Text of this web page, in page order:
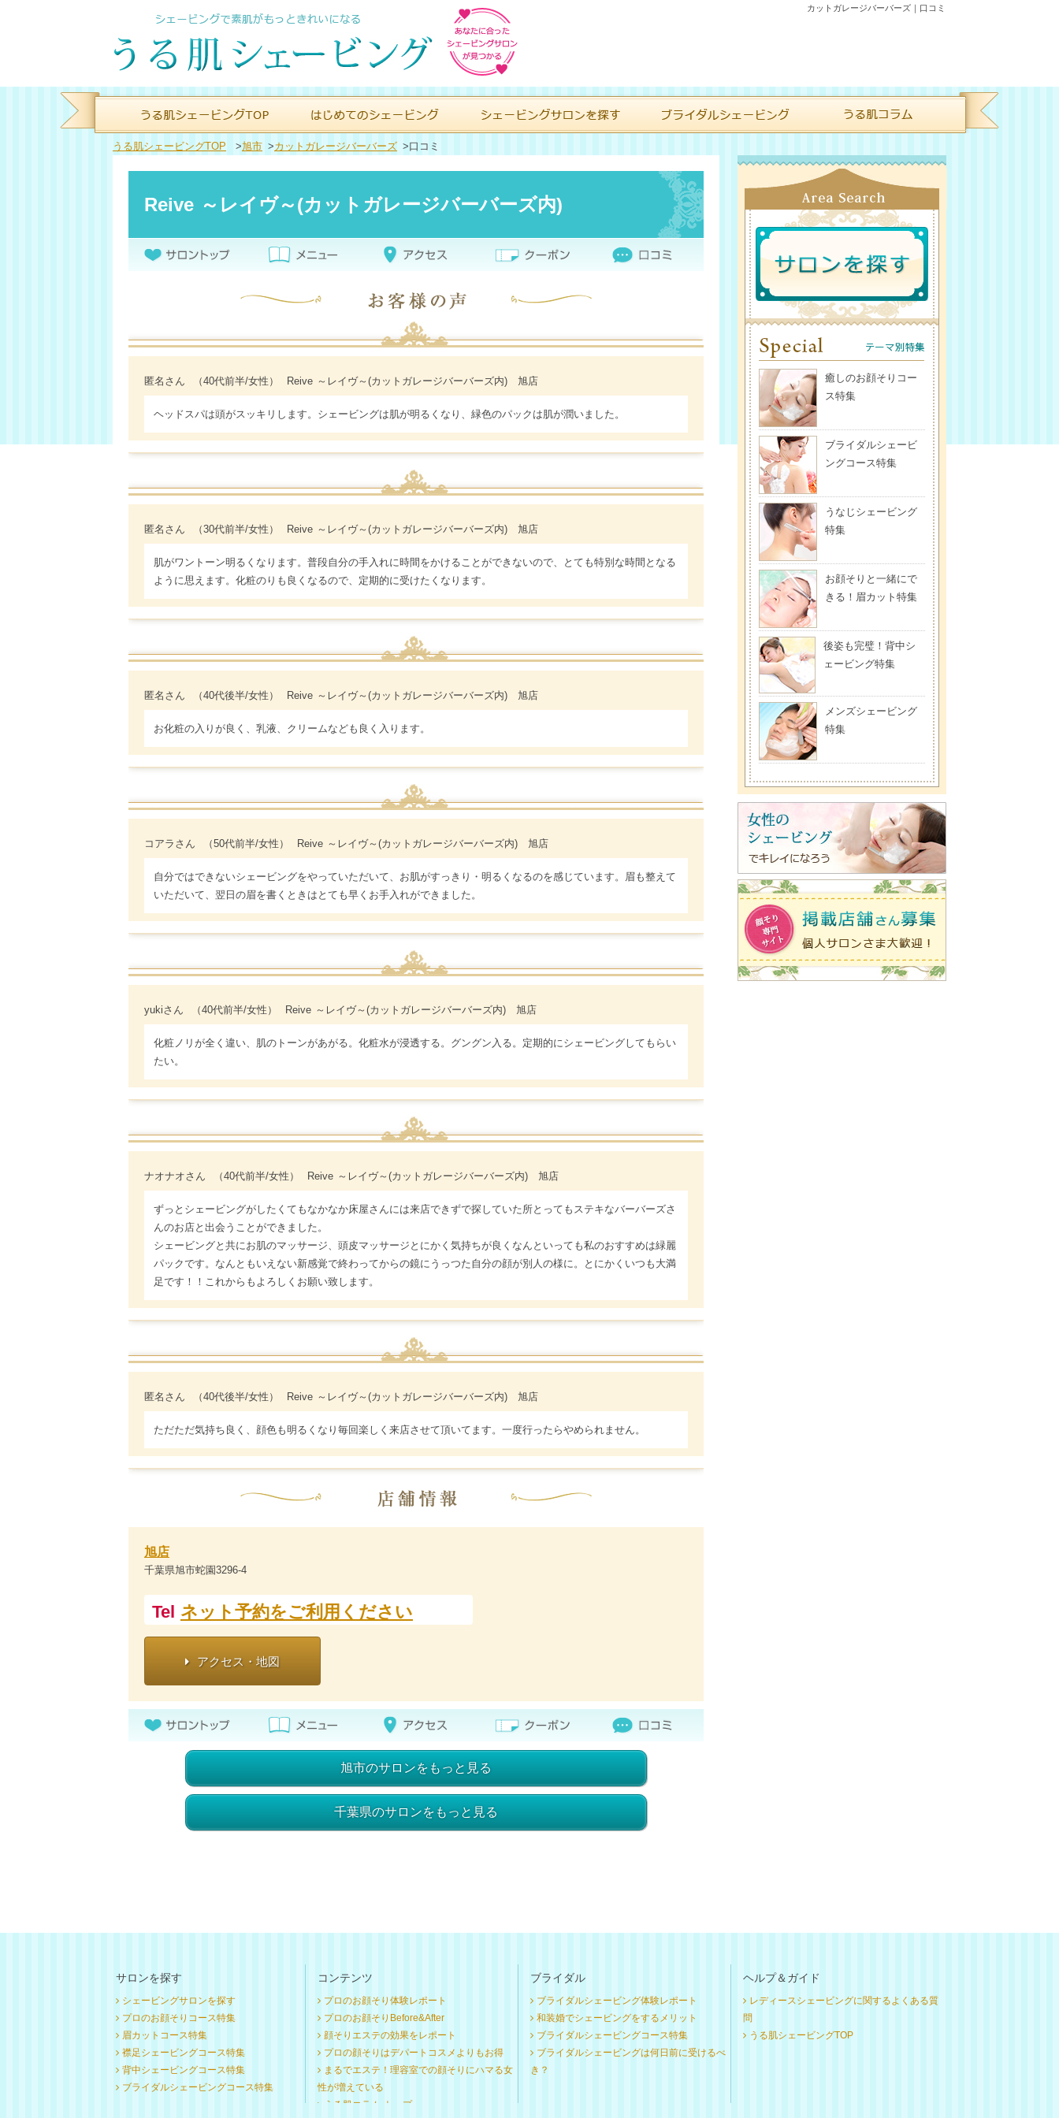
カットガレージバーバーズ｜口コミ
うる肌シェービングTOP >旭市 >カットガレージバーバーズ >口コミ
Reive ～レイヴ～(カットガレージバーバーズ内)
匿名さん （40代前半/女性） Reive ～レイヴ～(カットガレージバーバーズ内) 旭店
ヘッドスパは頭がスッキリします。シェービングは肌が明るくなり、緑色のパックは肌が潤いました。
匿名さん （30代前半/女性） Reive ～レイヴ～(カットガレージバーバーズ内) 旭店
肌がワントーン明るくなります。普段自分の手入れに時間をかけることができないので、とても特別な時間となる
ように思えます。化粧のりも良くなるので、定期的に受けたくなります。
匿名さん （40代後半/女性） Reive ～レイヴ～(カットガレージバーバーズ内) 旭店
お化粧の入りが良く、乳液、クリームなども良く入ります。
コアラさん （50代前半/女性） Reive ～レイヴ～(カットガレージバーバーズ内) 旭店
自分ではできないシェービングをやっていただいて、お肌がすっきり・明るくなるのを感じています。眉も整えて
いただいて、翌日の眉を書くときはとても早くお手入れができました。
yukiさん （40代前半/女性） Reive ～レイヴ～(カットガレージバーバーズ内) 旭店
化粧ノリが全く違い、肌のトーンがあがる。化粧水が浸透する。グングン入る。定期的にシェービングしてもらい
たい。
ナオナオさん （40代前半/女性） Reive ～レイヴ～(カットガレージバーバーズ内) 旭店
ずっとシェービングがしたくてもなかなか床屋さんには来店できずで探していた所とってもステキなバーバーズさ
んのお店と出会うことができました。
シェービングと共にお肌のマッサージ、頭皮マッサージとにかく気持ちが良くなんといっても私のおすすめは緑麗
パックです。なんともいえない新感覚で終わってからの鏡にうっつた自分の顔が別人の様に。とにかくいつも大満
足です！！これからもよろしくお願い致します。
匿名さん （40代後半/女性） Reive ～レイヴ～(カットガレージバーバーズ内) 旭店
ただただ気持ち良く、顔色も明るくなり毎回楽しく来店させて頂いてます。一度行ったらやめられません。
旭店
千葉県旭市蛇園3296-4
Tel ネット予約をご利用ください
アクセス・地図
旭市のサロンをもっと見る
千葉県のサロンをもっと見る
癒しのお顔そりコー
ス特集
ブライダルシェービ
ングコース特集
うなじシェービング
特集
お顔そりと一緒にで
きる！眉カット特集
後姿も完璧！背中シ
ェービング特集
メンズシェービング
特集
サロンを探す
シェービングサロンを探す
プロのお顔そりコース特集
眉カットコース特集
襟足シェービングコース特集
背中シェービングコース特集
ブライダルシェービングコース特集
コンテンツ
プロのお顔そり体験レポート
プロのお顔そりBefore&After
顔そりエステの効果をレポート
プロの顔そりはデパートコスメよりもお得
まるでエステ！理容室での顔そりにハマる女
性が増えている
うる肌コラム トップ
ブライダル
ブライダルシェービング体験レポート
和装婚でシェービングをするメリット
ブライダルシェービングコース特集
ブライダルシェービングは何日前に受けるべ
き？
ヘルプ＆ガイド
レディースシェービングに関するよくある質
問
うる肌シェービングTOP